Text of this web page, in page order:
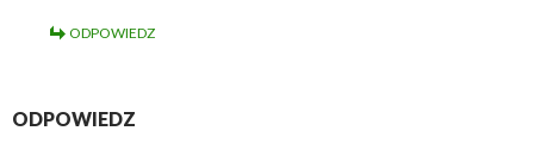
ODPOWIEDZ
ODPOWIEDZ